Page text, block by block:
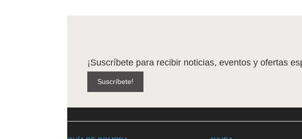
¡Suscríbete para recibir noticias, eventos y ofertas
Suscríbete!